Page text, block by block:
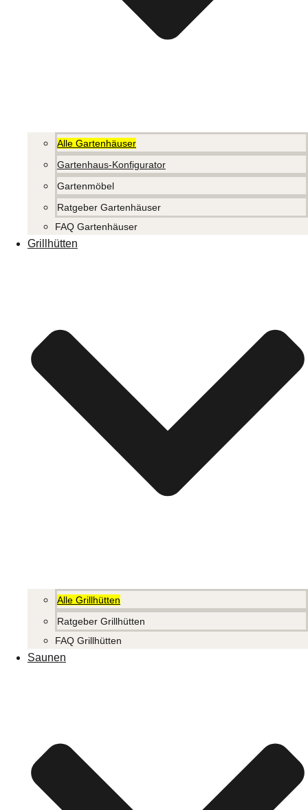
Alle Gartenhäuser
Gartenhaus-Konfigurator
Gartenmöbel
Ratgeber Gartenhäuser
FAQ Gartenhäuser
Grillhütten
Alle Grillhütten
Ratgeber Grillhütten
FAQ Grillhütten
Saunen